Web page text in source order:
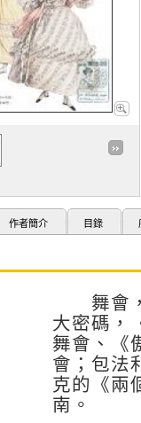
作者簡介 目錄
舞會，
大密碼，
舞會、《
會；包法
克的《兩
南。